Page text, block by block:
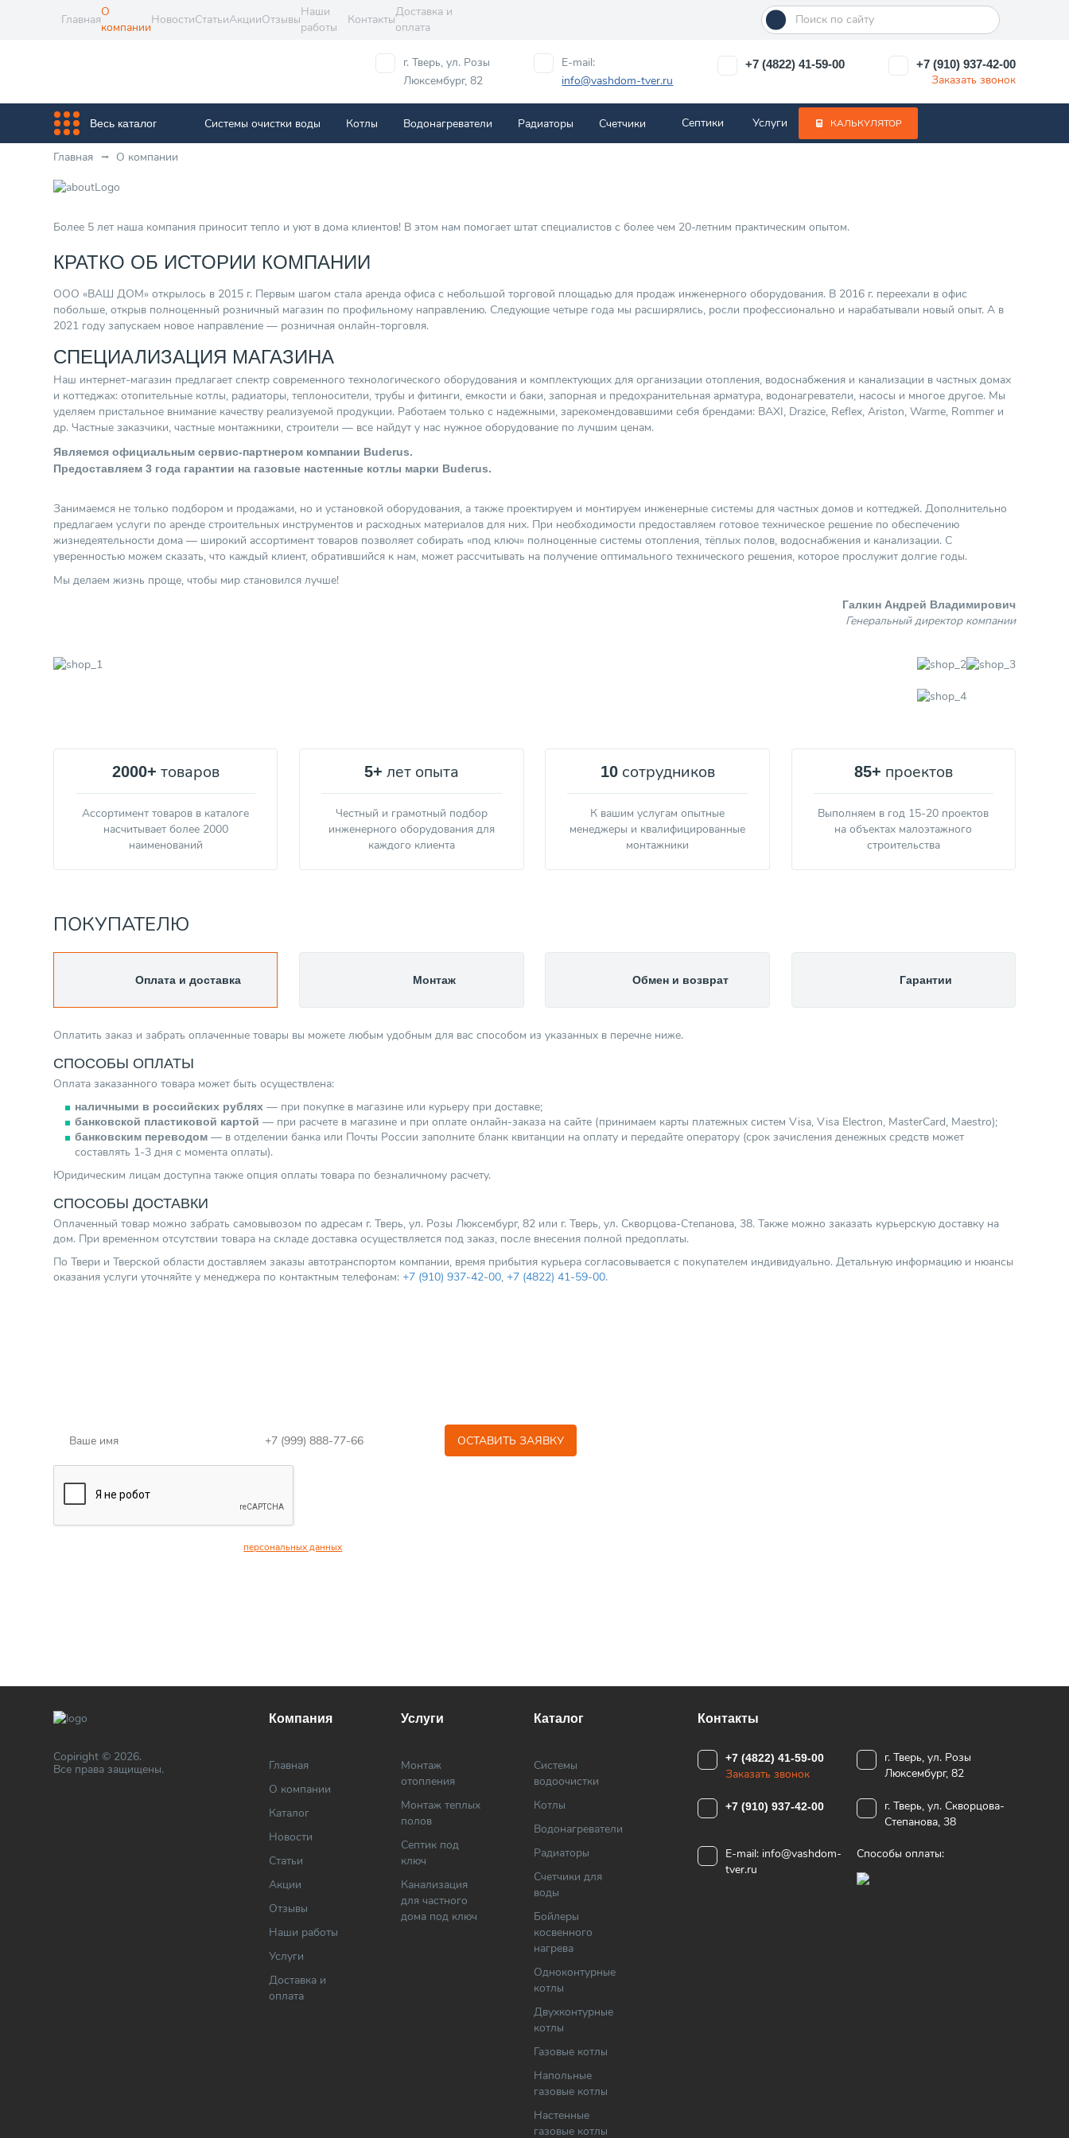
Главная
О
компании
НовостиСтатьиАкцииОтзывы
Наши
работы
Контакты
Доставка и
оплата
г. Тверь, ул. Розы
Люксембург, 82
E-mail:
info@vashdom-tver.ru
+7 (4822) 41-59-00 +7 (910) 937-42-00
Заказать звонок
Весь каталог Системы очистки воды Котлы Водонагреватели Радиаторы Cчетчики Септики Услуги КАЛЬКУЛЯТОР
Главная О компании
Более 5 лет наша компания приносит тепло и уют в дома клиентов! В этом нам помогает штат специалистов с более чем 20-летним практическим опытом.
КРАТКО ОБ ИСТОРИИ КОМПАНИИ
ООО «ВАШ ДОМ» открылось в 2015 г. Первым шагом стала аренда офиса с небольшой торговой площадью для продаж инженерного оборудования. В 2016 г. переехали в офис
побольше, открыв полноценный розничный магазин по профильному направлению. Следующие четыре года мы расширялись, росли профессионально и нарабатывали новый опыт. А в
2021 году запускаем новое направление — розничная онлайн-торговля.
СПЕЦИАЛИЗАЦИЯ МАГАЗИНА
Наш интернет-магазин предлагает спектр современного технологического оборудования и комплектующих для организации отопления, водоснабжения и канализации в частных домах
и коттеджах: отопительные котлы, радиаторы, теплоносители, трубы и фитинги, емкости и баки, запорная и предохранительная арматура, водонагреватели, насосы и многое другое. Мы
уделяем пристальное внимание качеству реализуемой продукции. Работаем только с надежными, зарекомендовавшими себя брендами: BAXI, Drazice, Reflex, Ariston, Warme, Rommer и
др. Частные заказчики, частные монтажники, строители — все найдут у нас нужное оборудование по лучшим ценам.
Являемся официальным сервис-партнером компании Buderus.
Предоставляем 3 года гарантии на газовые настенные котлы марки Buderus.
Занимаемся не только подбором и продажами, но и установкой оборудования, а также проектируем и монтируем инженерные системы для частных домов и коттеджей. Дополнительно
предлагаем услуги по аренде строительных инструментов и расходных материалов для них. При необходимости предоставляем готовое техническое решение по обеспечению
жизнедеятельности дома — широкий ассортимент товаров позволяет собирать «под ключ» полноценные системы отопления, тёплых полов, водоснабжения и канализации. С
уверенностью можем сказать, что каждый клиент, обратившийся к нам, может рассчитывать на получение оптимального технического решения, которое прослужит долгие годы.
Мы делаем жизнь проще, чтобы мир становился лучше!
Галкин Андрей Владимирович
Генеральный директор компании
2000+ товаров
Ассортимент товаров в каталоге
насчитывает более 2000
наименований
5+ лет опыта
Честный и грамотный подбор
инженерного оборудования для
каждого клиента
10сотрудников
К вашим услугам опытные
менеджеры и квалифицированные
монтажники
85+ проектов
Выполняем в год 15-20 проектов
на объектах малоэтажного
строительства
ПОКУПАТЕЛЮ
Оплата и доставка
Оплатить заказ и забрать оплаченные товары вы можете любым удобным для вас способом из указанных в перечне ниже.
СПОСОБЫ ОПЛАТЫ
Оплата заказанного товара может быть осуществлена:
наличными в российских рублях — при покупке в магазине или курьеру при доставке;
банковской пластиковой картой — при расчете в магазине и при оплате онлайн-заказа на сайте (принимаем карты платежных систем Visa, Visa Electron, MasterCard, Maestro);
банковским переводом — в отделении банка или Почты России заполните бланк квитанции на оплату и передайте оператору (срок зачисления денежных средств может
составлять 1-3 дня с момента оплаты).
Юридическим лицам доступна также опция оплаты товара по безналичному расчету.
СПОСОБЫ ДОСТАВКИ
Оплаченный товар можно забрать самовывозом по адресам г. Тверь, ул. Розы Люксембург, 82 или г. Тверь, ул. Скворцова-Степанова, 38. Также можно заказать курьерскую доставку на
дом. При временном отсутствии товара на складе доставка осуществляется под заказ, после внесения полной предоплаты.
По Твери и Тверской области доставляем заказы автотранспортом компании, время прибытия курьера согласовывается с покупателем индивидуально. Детальную информацию и нюансы
оказания услуги уточняйте у менеджера по контактным телефонам: +7 (910) 937-42-00, +7 (4822) 41-59-00.
Монтаж Обмен и возврат Гарантии
ОСТАВИТЬ ЗАЯВКУ
даю согласие на обработку и передачуперсональных данных
Copiright © 2026.
Все права защищены.
Компания
Главная
О компании
Каталог
Новости
Статьи
Акции
Отзывы
Наши работы
Услуги
Доставка и
оплата
Услуги
Монтаж
отопления
Монтаж теплых
полов
Септик под
ключ
Канализация
для частного
дома под ключ
Каталог
Системы
водоочистки
Котлы
Водонагреватели
Радиаторы
Cчетчики для
воды
Бойлеры
косвенного
нагрева
Одноконтурные
котлы
Двухконтурные
котлы
Газовые котлы
Напольные
газовые котлы
Настенные
газовые котлы
Контакты
+7 (4822) 41-59-00
Заказать звонок
г. Тверь, ул. Розы
Люксембург, 82
+7 (910) 937-42-00
г. Тверь, ул. Скворцова-
Степанова, 38
E-mail: info@vashdom-
tver.ru
Способы оплаты: